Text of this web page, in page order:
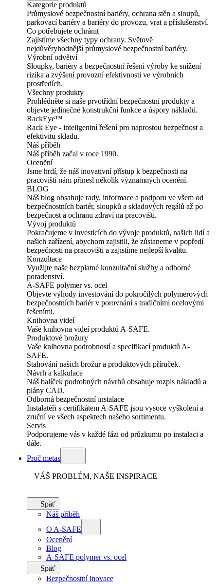
Kategorie produktů
Průmyslové bezpečnostní bariéry, ochrana stěn a sloupů,
parkovací bariéry a bariéry do provozu, vrat a příslušenství.
Co potřebujete ochránit
Zajistíme všechny typy ochrany. Světově
nejdůvěryhodnější průmyslové bezpečnostní bariéry.
Výrobní odvětví
Sloupky, bariéry a bezpečnostní řešení výroby ke snížení
rizika a zvýšení provozní efektivnosti ve výrobních
prostředích.
Všechny produkty
Prohlédněte si naše prvotřídní bezpečnostní produkty a
objevte jedinečné konstrukční funkce a úspory nákladů.
RackEye™
Rack Eye - inteligentní řešení pro naprostou bezpečnost a
efektivitu skladu.
Náš příběh
Náš příběh začal v roce 1990.
Ocenění
Jsme hrdí, že náš inovativní přístup k bezpečnosti na
pracovišti nám přinesl několik významných ocenění.
BLOG
Náš blog obsahuje rady, informace a podporu ve všem od
bezpečnostních bariér, sloupků a skladových regálů až po
bezpečnost a ochranu zdraví na pracovišti.
Vývoj produktů
Pokračujeme v investicích do vývoje produktů, našich lidí a
našich zařízení, abychom zajistili, že zůstaneme v popředí
bezpečnosti na pracovišti a zajistíme nejlepší kvalitu.
Konzultace
Využijte naše bezplatné konzultační služby a odborné
poradenství.
A-SAFE polymer vs. ocel
Objevte výhody investování do pokročilých polymerových
bezpečnostních bariér v porovnání s tradičními ocelovými
řešeními.
Knihovna videí
Vaše knihovna videí produktů A-SAFE.
Produktové brožury
Vaše knihovna podrobností a specifikací produktů A-
SAFE.
Stahování našich brožur a produktových příruček.
Návrh a kalkulace
Náš balíček podrobných návrhů obsahuje rozpis nákladů a
plány CAD.
Odborná bezpečnostní instalace
Instalatéři s certifikátem A-SAFE jsou vysoce vyškolení a
zruční ve všech aspektech našeho sortimentu.
Servis
Podporujeme vás v každé fázi od průzkumu po instalaci a
dále.
Proč metas
VÁŠ PROBLÉM, NAŠE INSPIRACE
Späť
Náš příběh
O A-SAFE
Ocenění
Blog
A-SAFE polymer vs. ocel
Späť
Bezpečnostní inovace